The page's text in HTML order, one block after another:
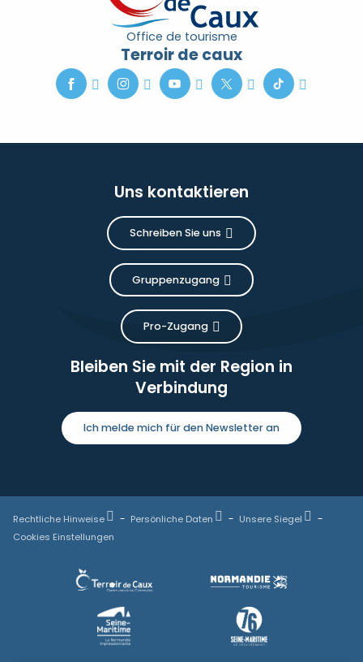
Office de tourisme
Terroir de caux
Uns kontaktieren
Schreiben Sie uns
Gruppenzugang
Pro-Zugang
Bleiben Sie mit der Region in
Verbindung
Ich melde mich für den Newsletter an
Rechtliche Hinweise Persönliche Daten
Unsere Siegel
Cookies Einstellungen